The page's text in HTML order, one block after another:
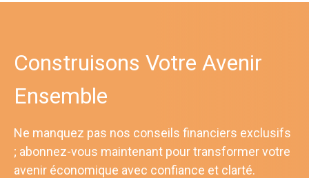
Construisons Votre Avenir
Ensemble
Ne manquez pas nos conseils financiers exclusifs
; abonnez-vous maintenant pour transformer votre
avenir économique avec confiance et clarté.